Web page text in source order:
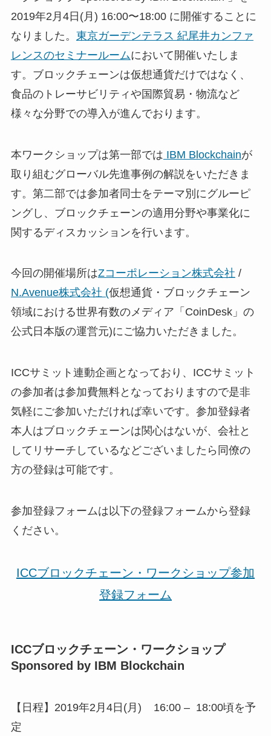
2019年2月4日(月) 16:00〜18:00 に開催することに
なりました。 東京ガーデンテラス 紀尾井カンファ
レンスのセミナールームにおいて開催いたしま
す。ブロックチェーンは仮想通貨だけではなく、
食品のトレーサビリティや国際貿易・物流など
様々な分野での導入が進んでおります。
本ワークショップは第一部では IBM Blockchainが
取り組むグローバル先進事例の解説をいただきま
す。第二部では参加者同士をテーマ別にグルーピ
ングし、ブロックチェーンの適用分野や事業化に
関するディスカッションを行います。
今回の開催場所はZコーポレーション株式会社 /
N.Avenue株式会社 (仮想通貨・ブロックチェーン
領域における世界有数のメディア「CoinDesk」の
公式日本版の運営元)にご協力いただきました。
ICCサミット連動企画となっており、ICCサミット
の参加者は参加費無料となっておりますので是非
気軽にご参加いただければ幸いです。参加登録者
本人はブロックチェーンは関心はないが、会社と
してリサーチしているなどございましたら同僚の
方の登録は可能です。
参加登録フォームは以下の登録フォームから登録
ください。
ICCブロックチェーン・ワークショップ参加
登録フォーム
ICCブロックチェーン・ワークショップ
Sponsored by IBM Blockchain
【日程】2019年2月4日(月) 16:00 – 18:00頃を予
定